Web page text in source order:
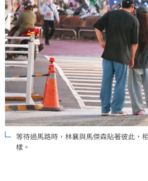
等待過馬路時，林襄與馬傑森貼著彼此，
樣。